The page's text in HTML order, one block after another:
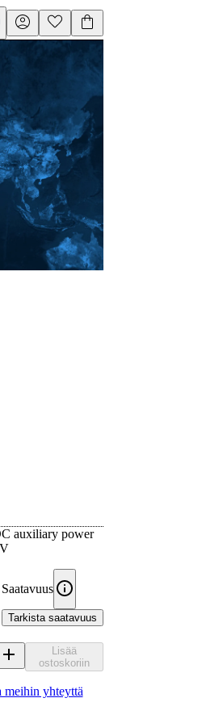
auxiliary power
Saatavuus
Tarkista saatavuus
Lisää
ostoskoriin
meihin yhteyttä